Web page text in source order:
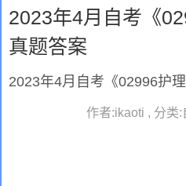
2023年4月自考《
真题答案
2023年4月自考《02996护
作者:ikaoti , 分类